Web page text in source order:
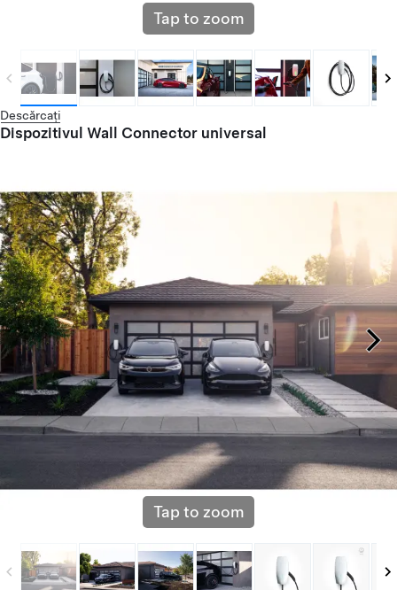
Tap to zoom
Descărcați
Dispozitivul Wall Connector universal
Tap to zoom